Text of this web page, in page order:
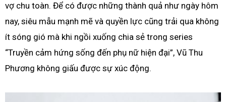
vợ chu toàn. Để có được những thành quả như ngày hôm
nay, siêu mẫu mạnh mẽ và quyền lực cũng trải qua không
ít sóng gió mà khi ngồi xuống chia sẻ trong series
“Truyền cảm hứng sống đến phụ nữ hiện đại”, Vũ Thu
Phương không giấu được sự xúc động.